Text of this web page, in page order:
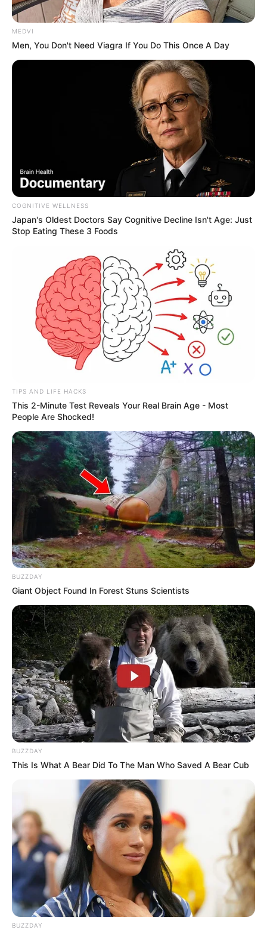
MEDVI
Men, You Don't Need Viagra If You Do This Once A Day
COGNITIVE WELLNESS
Japan's Oldest Doctors Say Cognitive Decline Isn't Age: Just
Stop Eating These 3 Foods
TIPS AND LIFE HACKS
This 2-Minute Test Reveals Your Real Brain Age - Most
People Are Shocked!
BUZZDAY
Giant Object Found In Forest Stuns Scientists
BUZZDAY
This Is What A Bear Did To The Man Who Saved A Bear Cub
BUZZDAY